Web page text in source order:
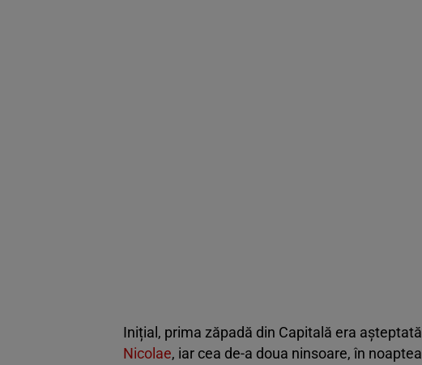
Inițial, prima zăpadă din Capitală era
Nicolae, iar cea de-a doua ninsoare, în